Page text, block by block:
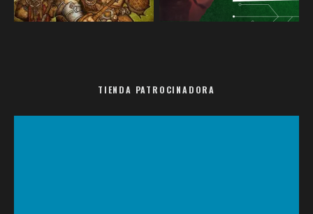
TIENDA PATROCINADORA